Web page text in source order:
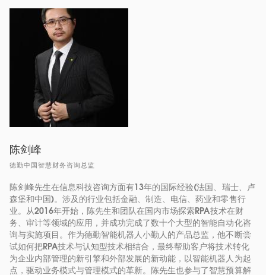
陈剑峰
德勤中国智慧财务咨询总监
陈剑峰先生在信息科技咨询方面有13年的国际经验(法国、瑞士、卢
森堡和中国)。涉及的行业包括金融、制造、电信、药业和零售行
业。从2016年开始，陈先生和团队在国内市场探索RPA技术在财
务、审计等领域的应用，并成功完成了数十个大型的智能自动化咨
询与实施项目。作为德勤智能机器人小勤人的产品总监，他不断尝
试如何把RPA技术与认知型技术相结合，最终帮助客户将技术转化
为企业内部管理的新引擎和外部发展的新动能，以智能机器人为起
点，驱动业务模式与管理模式的革新。陈先生也参与了智慧预算解